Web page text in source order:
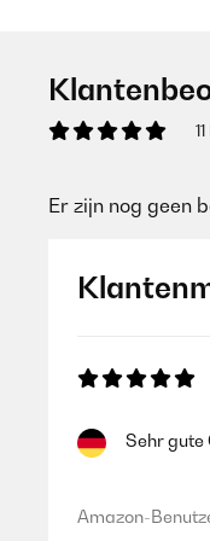
Er zijn nog geen
Sehr gute
Amazon-